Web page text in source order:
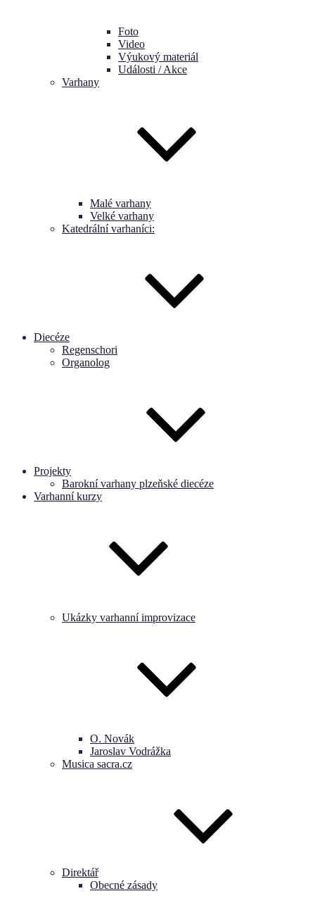
Foto
Video
Výukový materiál
Události / Akce
Varhany
Malé varhany
Velké varhany
Katedrální varhaníci:
Diecéze
Regenschori
Organolog
Projekty
Barokní varhany plzeňské diecéze
Varhanní kurzy
Ukázky varhanní improvizace
O. Novák
Jaroslav Vodrážka
Musica sacra.cz
Direktář
Obecné zásady